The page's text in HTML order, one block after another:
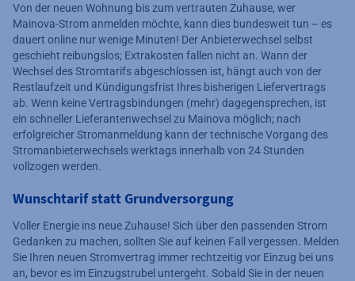
Von der neuen Wohnung bis zum vertrauten Zuhause, wer
Mainova-Strom anmelden möchte, kann dies bundesweit tun – es
dauert online nur wenige Minuten! Der Anbieterwechsel selbst
geschieht reibungslos; Extrakosten fallen nicht an. Wann der
Wechsel des Stromtarifs abgeschlossen ist, hängt auch von der
Restlaufzeit und Kündigungsfrist Ihres bisherigen Liefervertrags
ab. Wenn keine Vertragsbindungen (mehr) dagegensprechen, ist
ein schneller Lieferantenwechsel zu Mainova möglich; nach
erfolgreicher Stromanmeldung kann der technische Vorgang des
Stromanbieterwechsels werktags innerhalb von 24 Stunden
vollzogen werden.
Wunschtarif statt Grundversorgung
Voller Energie ins neue Zuhause! Sich über den passenden Strom
Gedanken zu machen, sollten Sie auf keinen Fall vergessen. Melden
Sie Ihren neuen Stromvertrag immer rechtzeitig vor Einzug bei uns
an, bevor es im Einzugstrubel untergeht. Sobald Sie in der neuen